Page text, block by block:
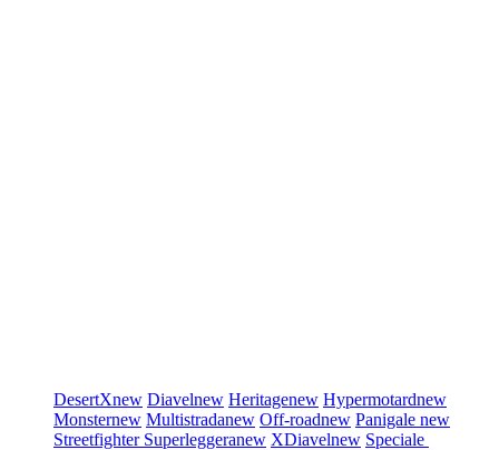
DesertXnew Diavelnew Heritagenew Hypermotardnew
Monsternew Multistradanew Off-roadnew Panigale new
Streetfighter Superleggeranew XDiavelnew Speciale